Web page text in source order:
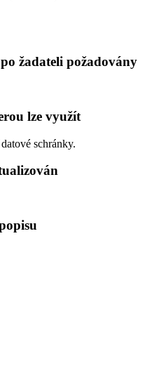
žadateli požadovány
lze využít
schránky.